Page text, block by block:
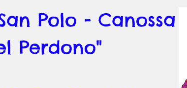
Polo - Canossa
Perdono"